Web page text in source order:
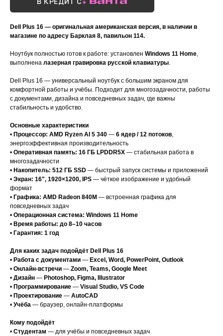
Dell Plus 16 — оригинальная американская версия, в наличии в
магазине по адресу Барклая 8, павильон 114.
Ноутбук полностью готов к работе: установлен Windows 11 Home,
выполнена лазерная гравировка русской клавиатуры.
Dell Plus 16 — универсальный ноутбук с большим экраном для
комфортной работы и учёбы. Подходит для многозадачности, работы
с документами, дизайна и повседневных задач, где важны
стабильность и удобство.
Основные характеристики
• Процессор: AMD Ryzen AI 5 340 — 6 ядер / 12 потоков,
энергоэффективная производительность
• Оперативная память: 16 ГБ LPDDR5X — стабильная работа в
многозадачности
• Накопитель: 512 ГБ SSD — быстрый запуск системы и приложений
• Экран: 16", 1920×1200, IPS — чёткое изображение и удобный
формат
• Графика: AMD Radeon 840M — встроенная графика для
повседневных задач
• Операционная система: Windows 11 Home
• Время работы: до 8–10 часов
• Гарантия: 1 год
Для каких задач подойдёт Dell Plus 16
• Работа с документами — Excel, Word, PowerPoint, Outlook
• Онлайн-встречи — Zoom, Teams, Google Meet
• Дизайн — Photoshop, Figma, Illustrator
• Программирование — Visual Studio, VS Code
• Проектирование — AutoCAD
• Учёба — браузер, онлайн-платформы
Кому подойдёт
• Студентам — для учёбы и повседневных задач